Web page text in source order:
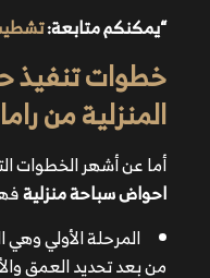
المرحلة الأولي
بعد تحديد العمق
من الطبقة الأولى
ثم يأتي بعد ذلك دور
قبل إضافة الخرسانة
الهيكل الفولاذي وهو
المسبح
ويكون عبارة عن
“يمكنكم متابعة:
خطوات تنفيذ
المنزلية من راما
أما عن أشهر الخطوات
احواض سباحة منزلية
المرحلة الأولي
من بعد تحديد العمق